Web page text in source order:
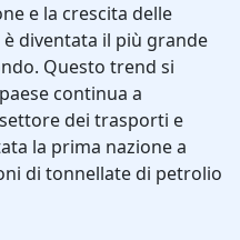
e la crescita delle
è diventata il più grande
Questo trend si
continua a
dei trasporti e
la prima nazione a
di tonnellate di petrolio